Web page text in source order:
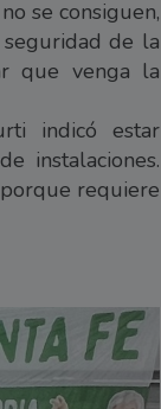
se consiguen,
seguridad de la
que venga la
indicó estar
instalaciones.
requiere